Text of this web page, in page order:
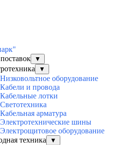
▼
▼
Низковольтное оборудование
Кабели и провода
Кабельные лотки
Светотехника
Кабельная арматура
Электротехнические шины
Электрощитовое оборудование
техника
▼